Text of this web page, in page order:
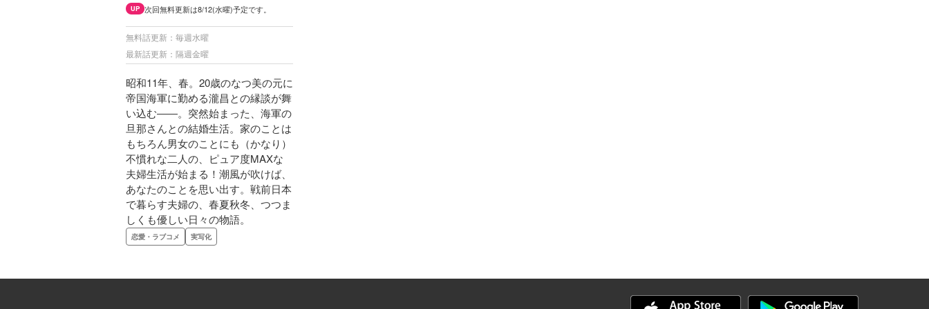
UP 次回無料更新は8/12(水曜)予定です。
無料話更新：毎週水曜
最新話更新：隔週金曜
昭和11年、春。20歳のなつ美の元に
帝国海軍に勤める瀧昌との縁談が舞
い込む――。突然始まった、海軍の
旦那さんとの結婚生活。家のことは
もちろん男女のことにも（かなり）
不慣れな二人の、ピュア度MAXな
夫婦生活が始まる！潮風が吹けば、
あなたのことを思い出す。戦前日本
で暮らす夫婦の、春夏秋冬、つつま
しくも優しい日々の物語。
恋愛・ラブコメ 実写化